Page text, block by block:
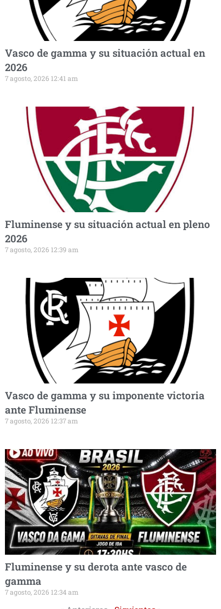
Vasco de gamma y su situación actual en
2026
7 agosto, 2026 12:41 am
Fluminense y su situación actual en pleno
2026
7 agosto, 2026 12:39 am
Vasco de gamma y su imponente victoria
ante Fluminense
7 agosto, 2026 12:37 am
Fluminense y su derota ante vasco de
gamma
7 agosto, 2026 12:34 am